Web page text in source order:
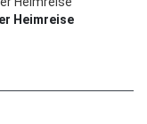
Heimreise